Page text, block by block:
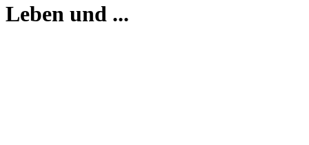
Leben und ...